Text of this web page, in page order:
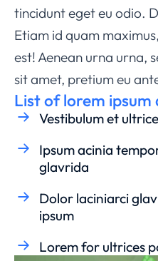
tincidunt eget eu odio.
Etiam id quam
est! Aenean urna urna,
sit amet, pretium eu
List of lorem ipsum
Vestibulum et
Ipsum acinia
glavrida
Dolor laciniarci
ipsum
Lorem for ultrices